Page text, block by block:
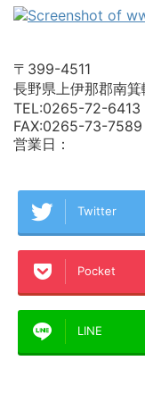
〒399-4511
長野県上伊那郡南
TEL:0265-72-6413
FAX:0265-73-7589
営業日：
Twitter
Pocket
LINE